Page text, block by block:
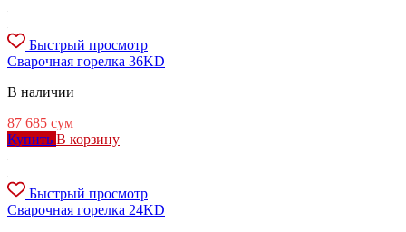
Быстрый просмотр
Сварочная горелка 36KD
В наличии
87 685 сум
Купить В корзину
Быстрый просмотр
Сварочная горелка 24KD